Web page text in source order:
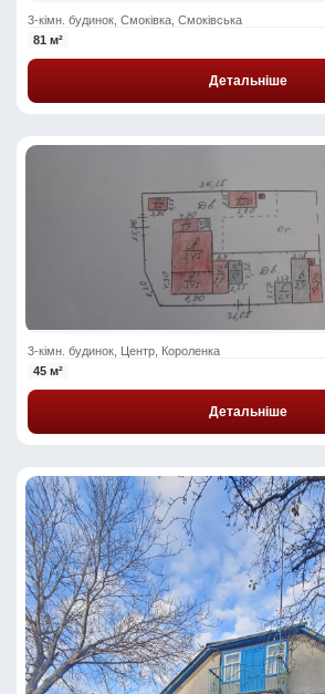
3-кімн. будинок, Смоківка, Смоківська
81 м²
Детальніше
3-кімн. будинок, Центр, Короленка
45 м²
Детальніше